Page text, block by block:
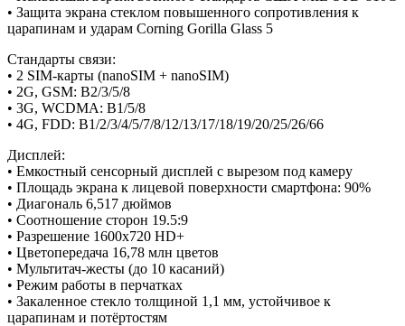
• Защита экрана стеклом повышенного сопротивления к
царапинам и ударам Corning Gorilla Glass 5
Стандарты связи:
• 2 SIM-карты (nanoSIM + nanoSIM)
• 2G, GSM: B2/3/5/8
• 3G, WCDMA: B1/5/8
• 4G, FDD: B1/2/3/4/5/7/8/12/13/17/18/19/20/25/26/66
Дисплей:
• Емкостный сенсорный дисплей с вырезом под камеру
• Площадь экрана к лицевой поверхности смартфона: 90%
• Диагональ 6,517 дюймов
• Соотношение сторон 19.5:9
• Разрешение 1600х720 HD+
• Цветопередача 16,78 млн цветов
• Мультитач-жесты (до 10 касаний)
• Режим работы в перчатках
• Закаленное стекло толщиной 1,1 мм, устойчивое к
царапинам и потёртостям